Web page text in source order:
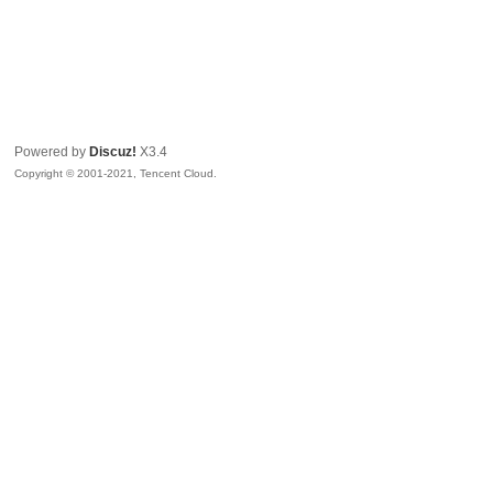
Powered by Discuz! X3.4
Copyright © 2001-2021, Tencent Cloud.